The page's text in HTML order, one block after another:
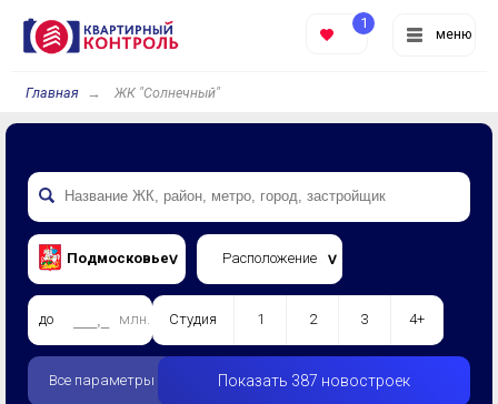
меню
1
Главная ЖК "Солнечный"
Подмосковье Расположение
до млн. Студия 1 2 3 4+
Все параметры Показать 387 новостроек